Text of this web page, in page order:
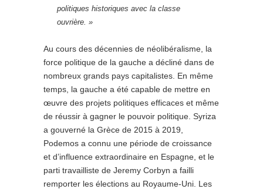
politiques historiques avec la classe
ouvrière. »
Au cours des décennies de néolibéralisme, la
force politique de la gauche a décliné dans de
nombreux grands pays capitalistes. En même
temps, la gauche a été capable de mettre en
œuvre des projets politiques efficaces et même
de réussir à gagner le pouvoir politique. Syriza
a gouverné la Grèce de 2015 à 2019,
Podemos a connu une période de croissance
et d’influence extraordinaire en Espagne, et le
parti travailliste de Jeremy Corbyn a failli
remporter les élections au Royaume-Uni. Les